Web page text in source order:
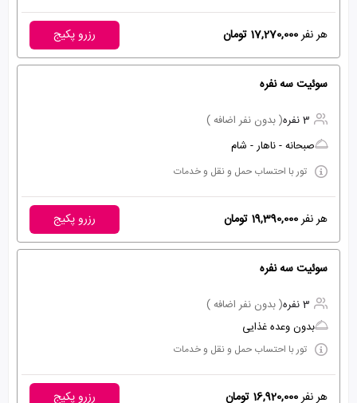
هر نفر17,270,000 تومان رزرو پکیج
سوئیت سه نفره
3 نفره
( بدون نفر اضافه )
صبحانه - ناهار - شام
تور با احتساب حمل و نقل و خدمات
هر نفر19,390,000 تومان رزرو پکیج
سوئیت سه نفره
3 نفره
( بدون نفر اضافه )
بدون وعده غذایی
تور با احتساب حمل و نقل و خدمات
هر نفر16,920,000 تومان رزرو پکیج